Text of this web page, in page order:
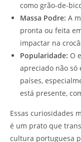
como grão-de-
Massa Podre: A
pronta ou feita
impactar na
Popularidade: O
apreciado não só
países,
está presente,
Essas curiosidades
é um prato que
cultura portuguesa